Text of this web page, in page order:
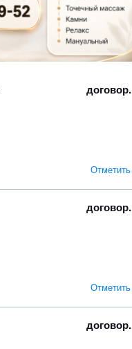
договор.
Отметить
договор.
Отметить
договор.